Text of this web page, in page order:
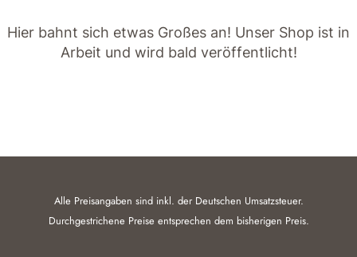
Hier bahnt sich etwas Großes an! Unser Shop ist in
Arbeit und wird bald veröffentlicht!
Alle Preisangaben sind inkl. der Deutschen Umsatzsteuer.
Durchgestrichene Preise entsprechen dem bisherigen Preis.